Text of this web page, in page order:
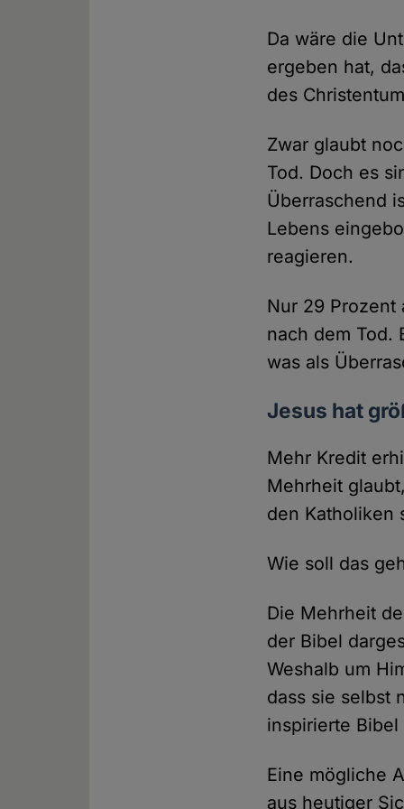
Da wäre die
ergeben hat,
des
Zwar glaubt
Tod. Doch es
Überraschend
Lebens
reagieren.
Nur 29 Prozent
nach dem Tod.
was als
Jesus hat
Mehr Kredit
Mehrheit
den Katholiken
Wie soll das
Die Mehrheit
der Bibel
Weshalb um
dass sie selbst
inspirierte Bibel
Eine mögliche
aus heutiger